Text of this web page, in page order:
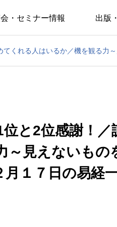
・セミナー情報 出版
と2位感謝！／
～見えないもの
１７日の易経